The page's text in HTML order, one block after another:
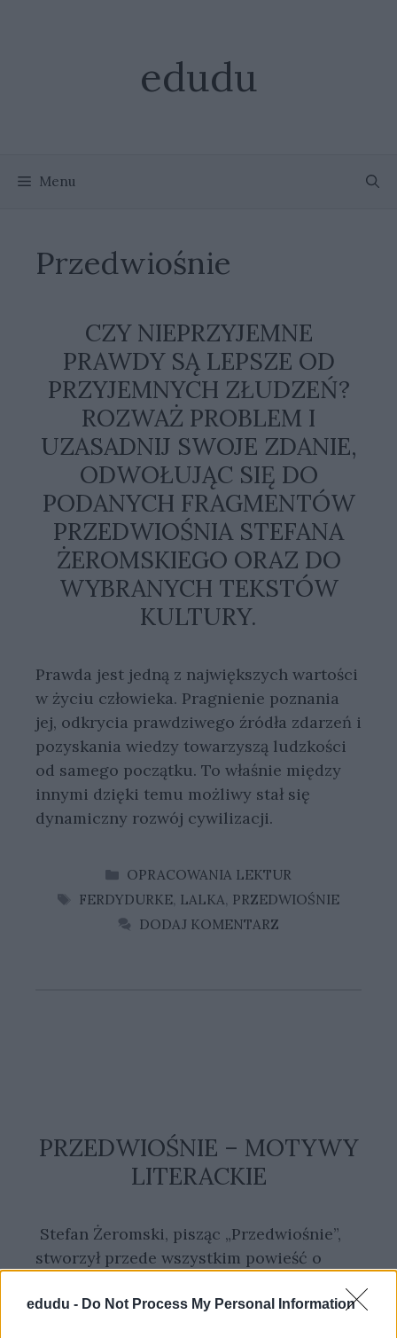
edudu - Do Not Process My Personal Information
edudu
Menu
Przedwiośnie
CZY NIEPRZYJEMNE
PRAWDY SĄ LEPSZE OD
PRZYJEMNYCH ZŁUDZEŃ?
ROZWAŻ PROBLEM I
UZASADNIJ SWOJE ZDANIE,
ODWOŁUJĄC SIĘ DO
PODANYCH FRAGMENTÓW
PRZEDWIOŚNIA STEFANA
ŻEROMSKIEGO ORAZ DO
WYBRANYCH TEKSTÓW
KULTURY.
Prawda jest jedną z największych wartości
w życiu człowieka. Pragnienie poznania
jej, odkrycia prawdziwego źródła zdarzeń i
pozyskania wiedzy towarzyszą ludzkości
od samego początku. To właśnie między
innymi dzięki temu możliwy stał się
dynamiczny rozwój cywilizacji.
KATEGORIE
OPRACOWANIA LEKTUR
TAGI
FERDYDURKE, LALKA, PRZEDWIOŚNIE
DODAJ KOMENTARZ
PRZEDWIOŚNIE – MOTYWY
LITERACKIE
Stefan Żeromski, pisząc „Przedwiośnie”,
stworzył przede wszystkim powieść o
światowej. Jego dzieło stanowi również